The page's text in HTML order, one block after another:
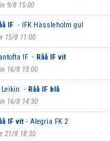
9/8 15:00
IF - IFK Hässleholm gul
15/8 11:00
IF - Råå IF vit
16/8 13:00
Leikin - Råå IF blå
16/8 14:30
IF vit- Alegria FK 2
21/8 18:30